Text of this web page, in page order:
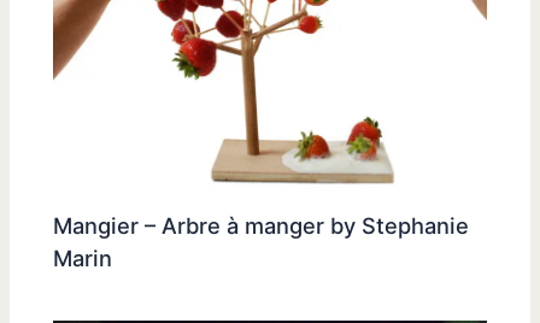
Mangier – Arbre à manger by Stephanie
Marin